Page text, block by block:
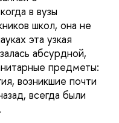
в вузы
школ, она не
эта узкая
абсурдной,
предметы:
возникшие почти
всегда были